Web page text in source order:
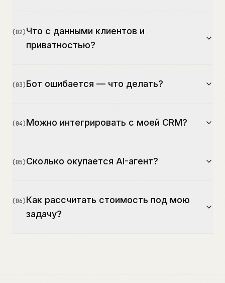
(02)Что с данными клиентов и
приватностью?
(03)Бот ошибается — что делать?
(04)Можно интегрировать с моей CRM?
(05)Сколько окупается AI-агент?
(06)Как рассчитать стоимость под мою
задачу?